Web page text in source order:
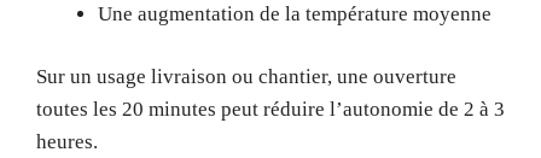
Une augmentation de la température moyenne
Sur un usage livraison ou chantier, une ouverture
toutes les 20 minutes peut réduire l’autonomie de 2 à 3
heures.